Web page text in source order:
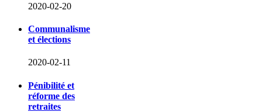
2020-02-20
Communalisme
et élections
2020-02-11
Pénibilité et
réforme des
retraites